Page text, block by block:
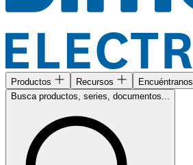
Productos Recursos
Encuéntranos
Busca productos, series, documentos...